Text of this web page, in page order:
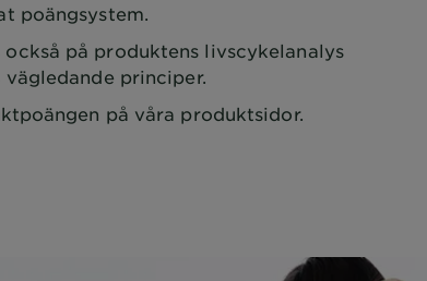
poängsystem.
på produktens livscykelanalys
principer.
på våra produktsidor.